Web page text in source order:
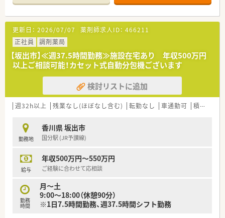
【店舗情報と応需状況について】
■坂出駅から徒歩13分の立地にあり、通勤にはマイカーの利用
も可能で通いやすい環境が整っています。
■内科や消化器科などを中心に、1日に50枚から70枚程度の処方
箋を応需している地域密着型の店舗です。
■薬剤師は常時2名体制を確保しており、事務スタッフも2名在
籍しているため業務に集中できる環境です。
【法人特徴について】
■坂出市を中心に複数店舗を展開しており、地域に根差した医療
の提供を心掛けている安定した法人です。
■社長自らも現場に出ており、社員の声を直接聞き入れる風通し
■社員に向けた無記名アンケートを実施し、職場環境の改善に真
摯に向き合う姿勢を大切にしています。
■新卒や未経験からのスタートでも、初年度から年収450万円を
確保できる安定した給与水準となっています。
あれば年収500万円から600万円も可能です。
■キャリアアップしてマネージャー職に就くことで、将来的には
年収700万円を目指すことも十分に可能です。
更新日： 2026/07/07 薬剤師求人ID： 466211
正社員
調剤薬局
【坂出市】≪週37.5時間勤務≫施設在宅あり 年収500万円
以上ご相談可能！カセット式自動分包機ございます
検討リストに追加
週32h以上 残業なし(ほぼなし含む) 転勤なし 車通勤可 積雪なし
勤務地
香川県 坂出市
国分駅 (JR予讃線)
給与
年収500万円～550万円
ご経験に合わせて応相談
勤務
時間
月～土
9:00～18:00（休憩90分）
※1日7.5時間勤務、週37.5時間シフト勤務